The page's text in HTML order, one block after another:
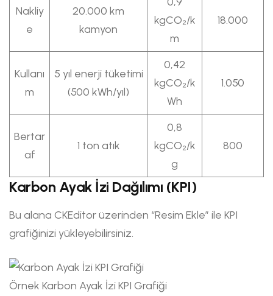
Nakliy
e
20.000 km
kamyon
kgCO₂/k
m
18.000
Kullanı
m
5 yıl enerji tüketimi
(500 kWh/yıl)
0,42
kgCO₂/k
Wh
1.050
Bertar
af
1 ton atık
0,8
kgCO₂/k
g
800
Karbon Ayak İzi Dağılımı (KPI)
Bu alana CKEditor üzerinden “Resim Ekle” ile KPI
grafiğinizi yükleyebilirsiniz.
Örnek Karbon Ayak İzi KPI Grafiği